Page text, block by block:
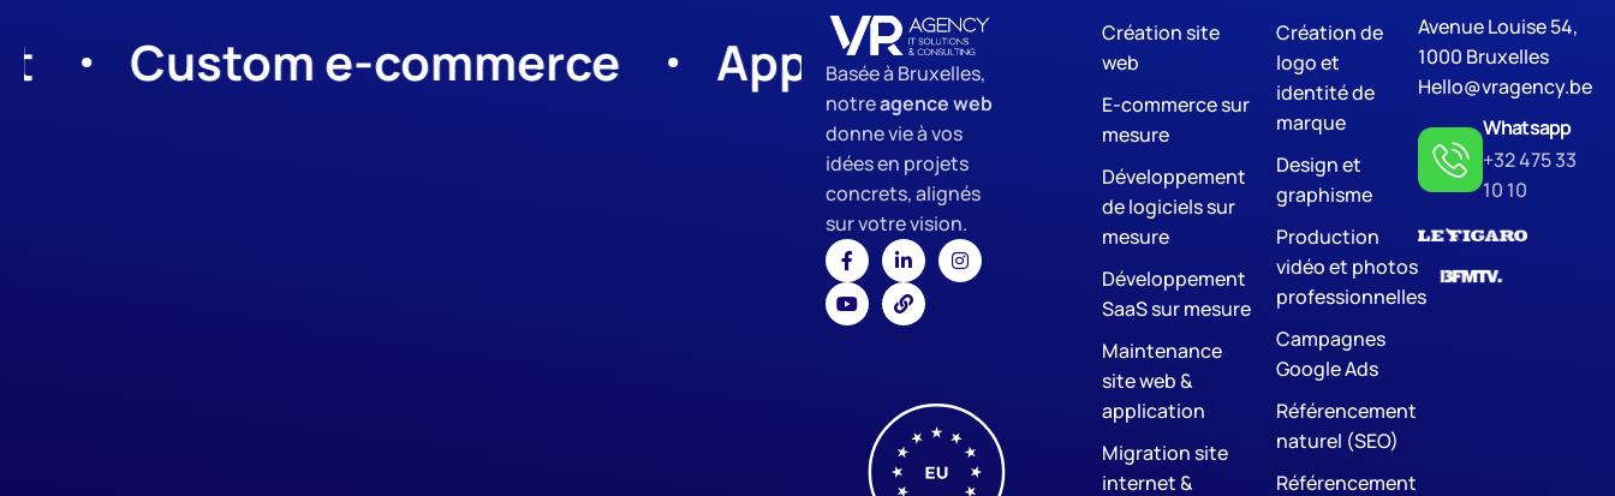
e-commerce App Development Digital Marketing
Basée à Bruxelles,
notreagence web
donne vie à vos
idées en projets
concrets, alignés
sur votre vision.
Création site
web
E-commerce sur
mesure
Développement
de logiciels sur
mesure
Développement
SaaS sur mesure
Maintenance
site web &
application
Migration site
internet &
Création de
logo et
identité de
marque
Design et
graphisme
Production
vidéo et photos
professionnelles
Campagnes
Google Ads
Référencement
naturel (SEO)
Référencement
Avenue Louise 54,
1000 Bruxelles
Hello@vragency.be
Whatsapp
+32 475 33
10 10